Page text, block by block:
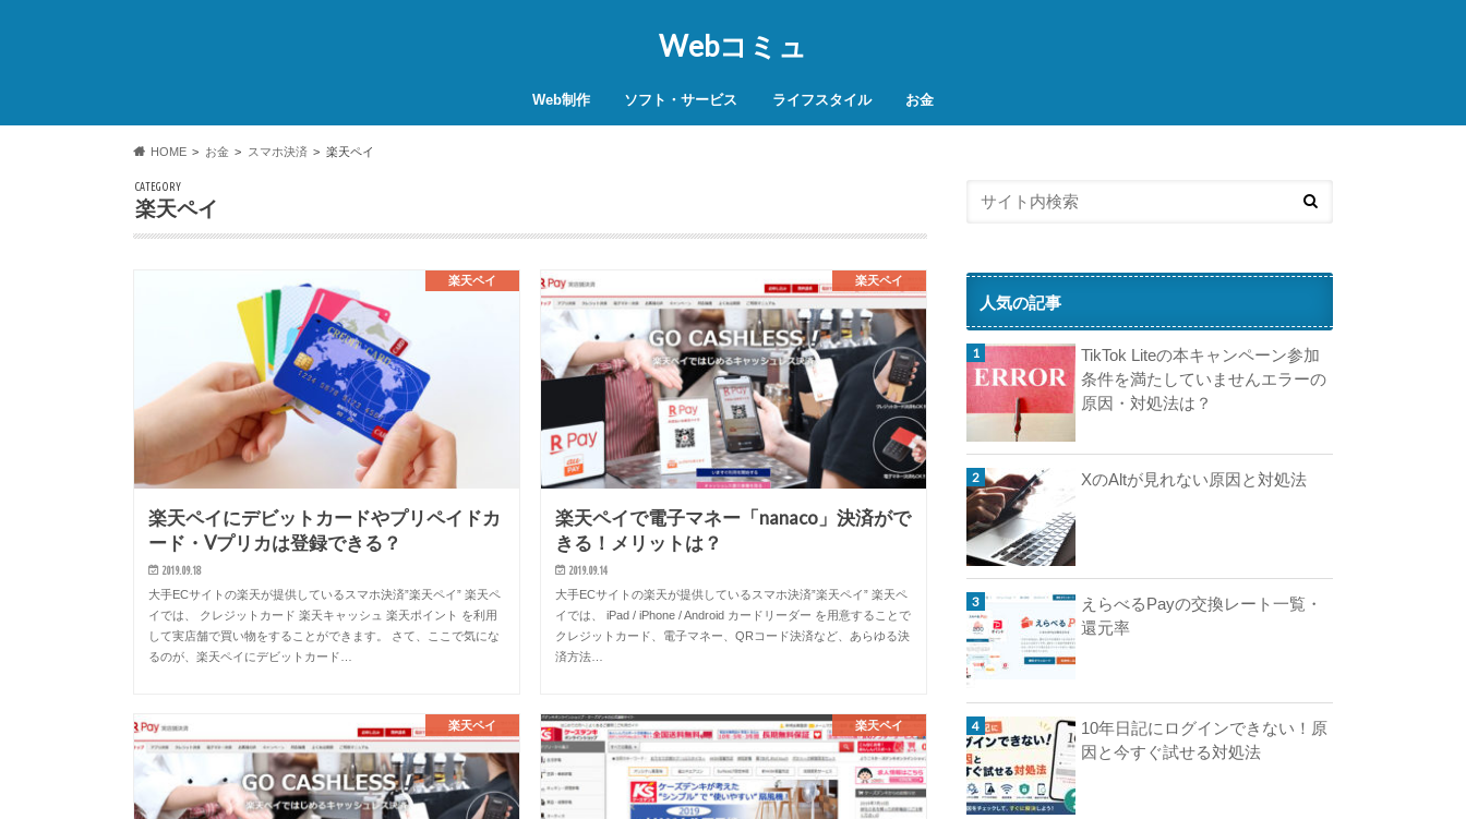
Webコミュ
Web制作 ソフト・サービス ライフスタイル お金
HOME お金 スマホ決済 楽天ペイ
CATEGORY
楽天ペイ
楽天ペイ
楽天ペイにデビットカードやプリペイドカ
ード・Vプリカは登録できる？
2019.09.18
大手ECサイトの楽天が提供しているスマホ決済”楽天ペイ” 楽天ペ
イでは、 クレジットカード 楽天キャッシュ 楽天ポイント を利用
して実店舗で買い物をすることができます。 さて、ここで気にな
るのが、楽天ペイにデビットカード…
楽天ペイ
楽天ペイで電子マネー「nanaco」決済がで
きる！メリットは？
2019.09.14
大手ECサイトの楽天が提供しているスマホ決済”楽天ペイ” 楽天ペ
イでは、 iPad / iPhone / Android カードリーダー を用意することで
クレジットカード、電子マネー、QRコード決済など、あらゆる決
済方法…
楽天ペイ 楽天ペイ
人気の記事
TikTok Liteの本キャンペーン参加
条件を満たしていませんエラーの
原因・対処法は？
XのAltが見れない原因と対処法
えらべるPayの交換レート一覧・
還元率
10年日記にログインできない！原
因と今すぐ試せる対処法